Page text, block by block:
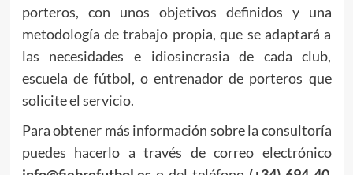
porteros, con unos objetivos definidos y una
metodología de trabajo propia, que se adaptará a
las necesidades e idiosincrasia de cada club,
escuela de fútbol, o entrenador de porteros que
solicite el servicio.
Para obtener más información sobre la consultoría
puedes hacerlo a través de correo electrónico